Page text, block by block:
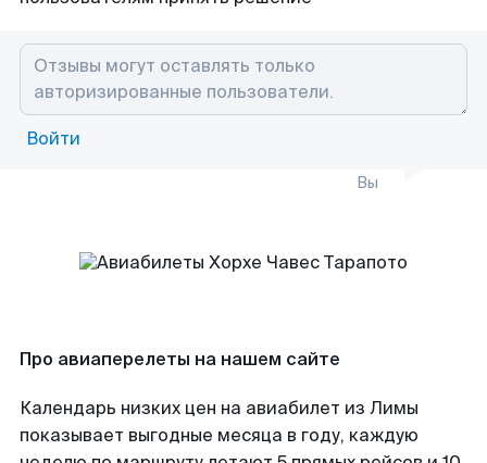
Войти
Вы
Про авиаперелеты на нашем сайте
Календарь низких цен на авиабилет из Лимы
показывает выгодные месяца в году, каждую